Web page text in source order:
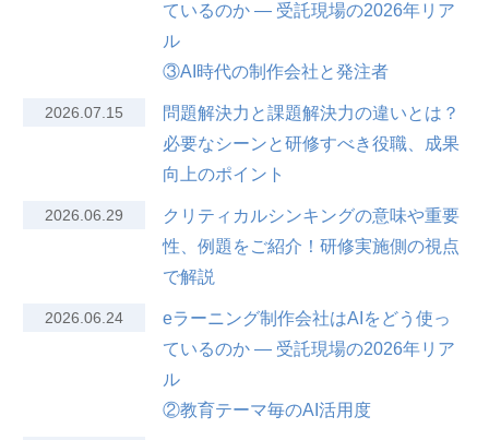
ているのか — 受託現場の2026年リア
ル
③AI時代の制作会社と発注者
2026.07.15
問題解決力と課題解決力の違いとは？
必要なシーンと研修すべき役職、成果
向上のポイント
2026.06.29
クリティカルシンキングの意味や重要
性、例題をご紹介！研修実施側の視点
で解説
2026.06.24
eラーニング制作会社はAIをどう使っ
ているのか — 受託現場の2026年リア
ル
②教育テーマ毎のAI活用度